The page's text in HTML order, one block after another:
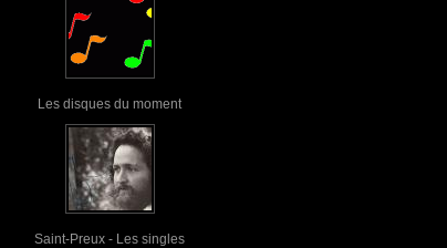
Les disques du moment
Saint-Preux - Les singles